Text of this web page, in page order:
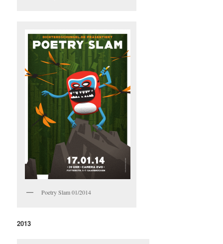
Poetry Slam 01/2014
2013